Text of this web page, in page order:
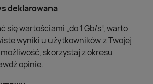
deklarowana
się wartościami „do 1 Gb/s”, warto
wyniki u użytkowników z Twojej
skorzystaj z okresu
opinie.